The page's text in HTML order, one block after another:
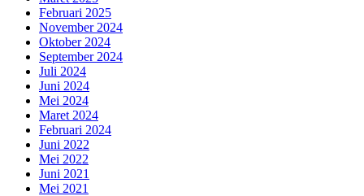
Februari 2025
November 2024
Oktober 2024
September 2024
Juli 2024
Juni 2024
Mei 2024
Maret 2024
Februari 2024
Juni 2022
Mei 2022
Juni 2021
Mei 2021